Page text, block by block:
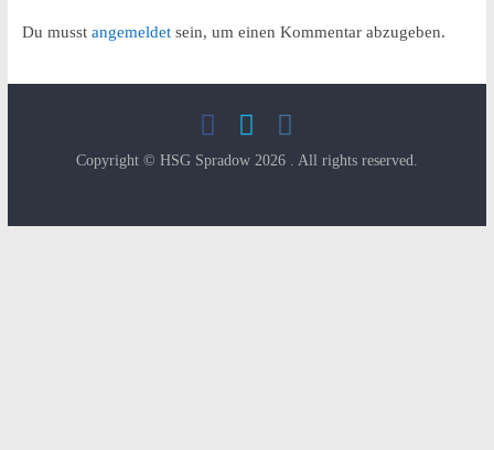
Du musst angemeldetsein, um einen Kommentar abzugeben.
Copyright © HSG Spradow 2026 . All rights reserved.